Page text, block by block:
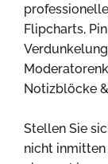
Flipcharts,
Notizblöcke
Stellen Sie
nicht